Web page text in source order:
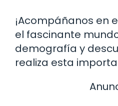
¡Acompáñanos en
el fascinante
demografía y
realiza esta